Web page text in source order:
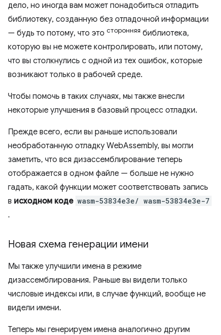
дело, но иногда вам может понадобиться отладить
библиотеку, созданную без отладочной информации
— будь то потому, что это сторонняя библиотека,
которую вы не можете контролировать, или потому,
что вы столкнулись с одной из тех ошибок, которые
возникают только в рабочей среде.
Чтобы помочь в таких случаях, мы также внесли
некоторые улучшения в базовый процесс отладки.
Прежде всего, если вы раньше использовали
необработанную отладку WebAssembly, вы могли
заметить, что вся дизассемблирование теперь
отображается в одном файле — больше не нужно
гадать, какой функции может соответствовать запись
в исходном коде wasm-53834e3e/ wasm-53834e3e-7
.
Новая схема генерации имени
Мы также улучшили имена в режиме
дизассемблирования. Раньше вы видели только
числовые индексы или, в случае функций, вообще не
видели имени.
Теперь мы генерируем имена аналогично другим